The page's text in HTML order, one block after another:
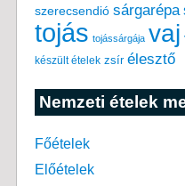
szerecsendió sárgarépa
tojás tojássárgája vaj
készült ételek zsír élesztő
Nemzeti ételek
Főételek
Előételek